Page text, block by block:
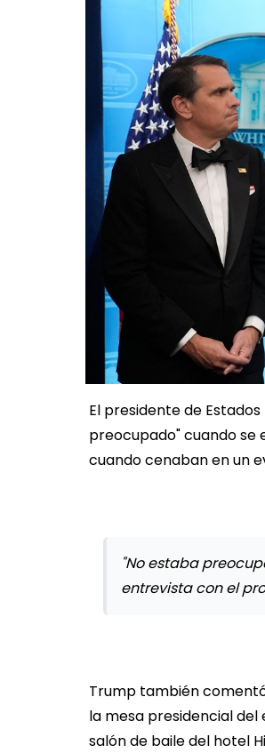
El presidente de
preocupado" cuando se
cuando cenaban en un
"No estaba
entrevista con el
Trump también
la mesa presidencial
salón de baile del hotel